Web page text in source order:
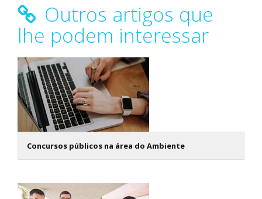
Outros artigos que
lhe podem interessar
Concursos públicos na área do Ambiente